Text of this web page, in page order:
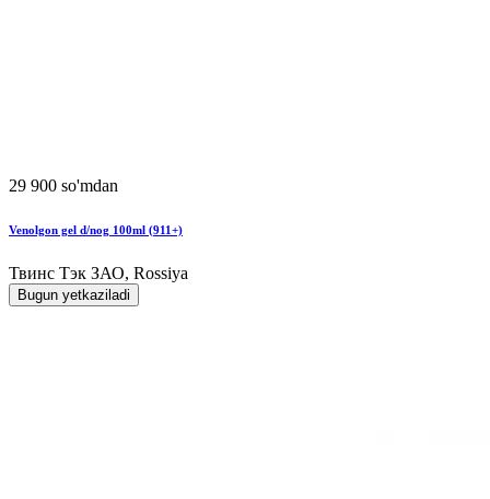
29 900 so'mdan
Venolgon gel d/nog 100ml (911+)
Твинс Тэк ЗАО, Rossiya
Bugun yetkaziladi